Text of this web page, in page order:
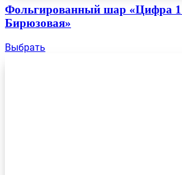
Фольгированный шар «Цифра 1
Бирюзовая»
Выбрать